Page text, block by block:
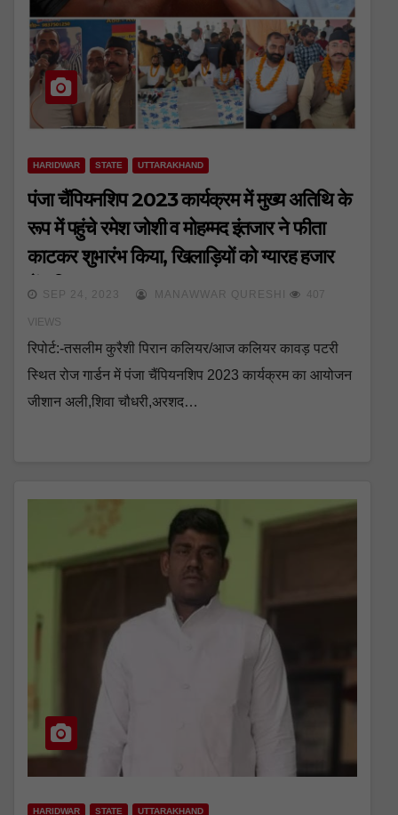
HARIDWAR STATE UTTARAKHAND
पंजा चैंपियनशिप 2023 कार्यक्रम में मुख्य अतिथि के
रूप में पहुंचे रमेश जोशी व मोहम्मद इंतजार ने फीता
काटकर शुभारंभ किया, खिलाड़ियों को ग्यारह हजार
भेंट किए
SEP 24, 2023 MANAWWAR QURESHI 407
VIEWS
रिपोर्ट:-तसलीम कुरैशी पिरान कलियर/आज कलियर कावड़ पटरी
स्थित रोज गार्डन में पंजा चैंपियनशिप 2023 कार्यक्रम का आयोजन
जीशान अली,शिवा चौधरी,अरशद…
HARIDWAR STATE UTTARAKHAND